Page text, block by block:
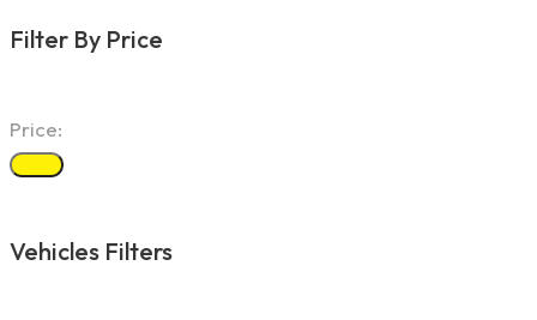
Filter By Price
Price:
Vehicles Filters